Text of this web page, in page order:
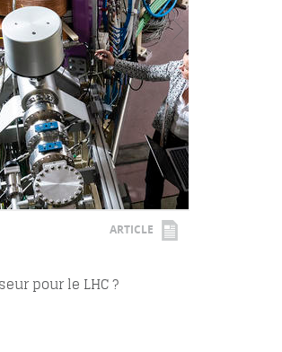
ARTICLE
pour le LHC ?